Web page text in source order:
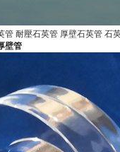
管 耐壓石英管 厚壁石英管 石
壁管